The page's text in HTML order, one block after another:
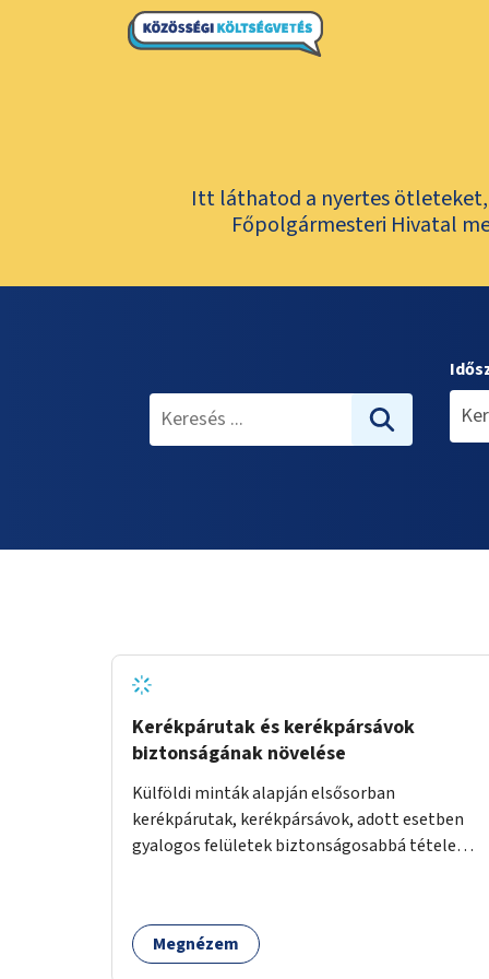
Itt láthatod a nyertes ötleteket,
Főpolgármesteri Hivatal
Kerékpárutak és kerékpársávok
biztonságának növelése
Külföldi minták alapján elsősorban
kerékpárutak, kerékpársávok, adott esetben
gyalogos felületek biztonságosabbá tétele
látható felfestés stb.)
Megnézem